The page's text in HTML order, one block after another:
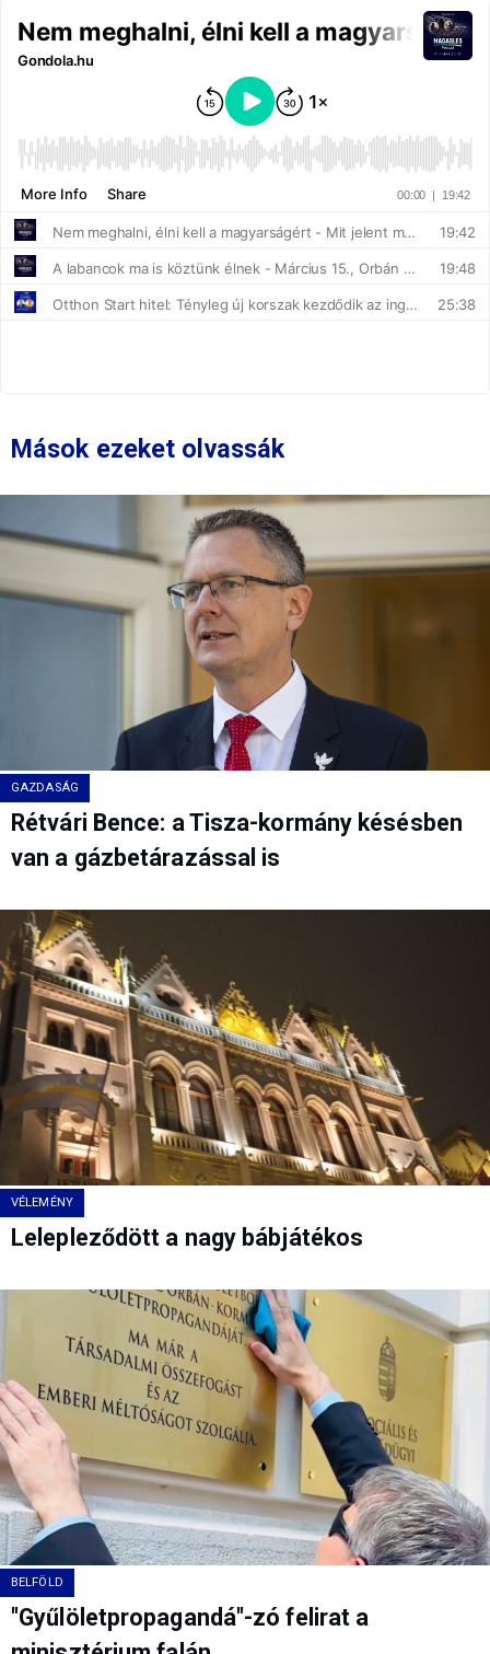
Mások ezeket olvassák
GAZDASÁG
Rétvári Bence: a Tisza-kormány késésben
van a gázbetárazással is
VÉLEMÉNY
Lelepleződött a nagy bábjátékos
BELFÖLD
"Gyűlöletpropagandá"-zó felirat a